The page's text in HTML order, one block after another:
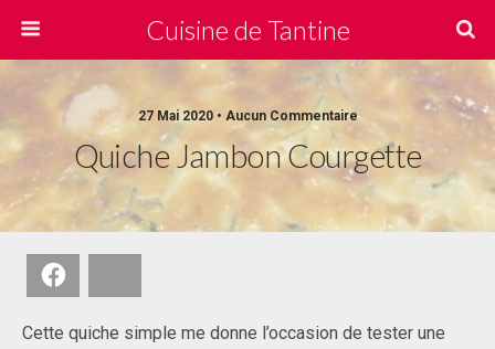
Cuisine de Tantine
27 Mai 2020 • Aucun Commentaire
Quiche Jambon Courgette
Cette quiche simple me donne l’occasion de tester une